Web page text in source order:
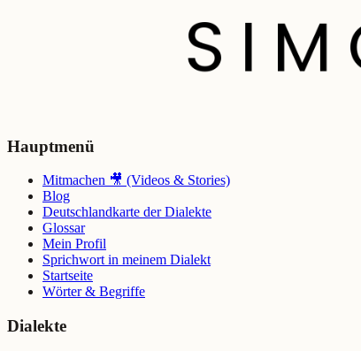
Hauptmenü
Mitmachen 🎥 (Videos & Stories)
Blog
Deutschlandkarte der Dialekte
Glossar
Mein Profil
Sprichwort in meinem Dialekt
Startseite
Wörter & Begriffe
Dialekte